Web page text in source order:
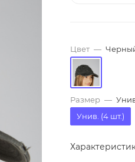
Цвет —
Размер —
Унив. (4 шт.)